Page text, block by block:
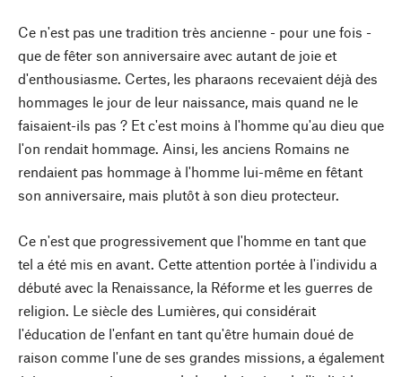
Ce n'est pas une tradition très ancienne - pour une fois -
que de fêter son anniversaire avec autant de joie et
d'enthousiasme. Certes, les pharaons recevaient déjà des
hommages le jour de leur naissance, mais quand ne le
faisaient-ils pas ? Et c'est moins à l'homme qu'au dieu que
l'on rendait hommage. Ainsi, les anciens Romains ne
rendaient pas hommage à l'homme lui-même en fêtant
son anniversaire, mais plutôt à son dieu protecteur.
Ce n'est que progressivement que l'homme en tant que
tel a été mis en avant. Cette attention portée à l'individu a
débuté avec la Renaissance, la Réforme et les guerres de
religion. Le siècle des Lumières, qui considérait
l'éducation de l'enfant en tant qu'être humain doué de
raison comme l'une de ses grandes missions, a également